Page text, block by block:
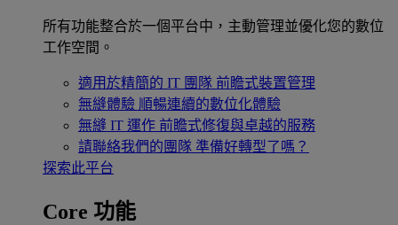
所有功能整合於一個平台中，主動管理並優化您的數位
工作空間。
適用於精簡的 IT 團隊 前瞻式裝置管理
無縫體驗 順暢連續的數位化體驗
無縫 IT 運作 前瞻式修復與卓越的服務
請聯絡我們的團隊 準備好轉型了嗎？
探索此平台
Core 功能